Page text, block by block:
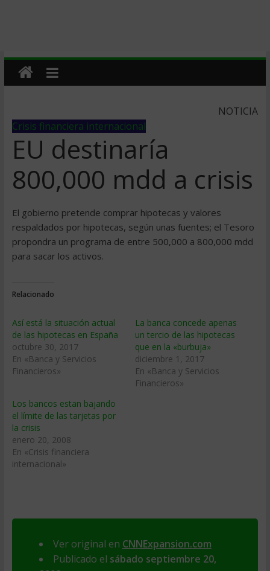
NOTICIA
Crisis financiera internacional
EU destinarí­a
800,000 mdd a crisis
El gobierno pretende comprar hipotecas y valores
respaldados por hipotecas, según unas fuentes; el Tesoro
propondra un programa de entre 500,000 a 800,000 mdd
para sacar los activos.
Relacionado
Así está la situación actual
de las hipotecas en España
octubre 30, 2017
En «Banca y Servicios
Financieros»
La banca concede apenas
un tercio de las hipotecas
que en la «burbuja»
diciembre 1, 2017
En «Banca y Servicios
Financieros»
Los bancos estan bajando
el lí­mite de las tarjetas por
la crisis
enero 20, 2008
En «Crisis financiera
internacional»
Ver original en CNNExpansion.com
Publicado el sábado septiembre 20,